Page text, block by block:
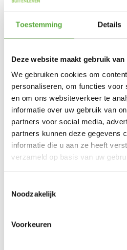
Toestemming Details
Deze website maakt gebruik van
We gebruiken cookies om
personaliseren, om functies voor
en om ons websiteverkeer te
informatie over uw gebruik van
partners voor social media,
partners kunnen deze gegevens
informatie die u aan ze heeft
verzameld op basis van uw
Noodzakelijk
Voorkeuren
Breng extra sfeer in de tuin
decoratieve vlinder van
De vlinder is gemaakt van
een gezellige sfeer 's
half-transparant wit en
60cm groot.
Tevens is hij aan de wand
de grond te steken.
Zowel de wandhanger als
70cm lang worden
Deze LED vlinder werkt op
voorzien van een 5 meter
aanloopsnoer en een